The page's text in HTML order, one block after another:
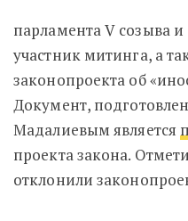
парламента V созыва
участник митинга, а
законопроекта об
Документ,
Мадалиевым является
проекта закона.
отклонили